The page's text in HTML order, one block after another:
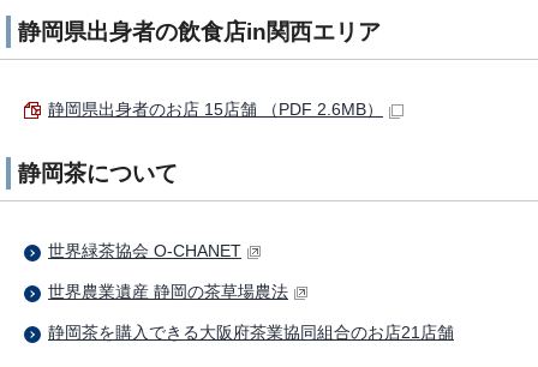
静岡県出身者の飲食店in関西エリア
静岡県出身者のお店 15店舗 （PDF 2.6MB）
静岡茶について
世界緑茶協会 O-CHANET
世界農業遺産 静岡の茶草場農法
静岡茶を購入できる大阪府茶業協同組合のお店21店舗